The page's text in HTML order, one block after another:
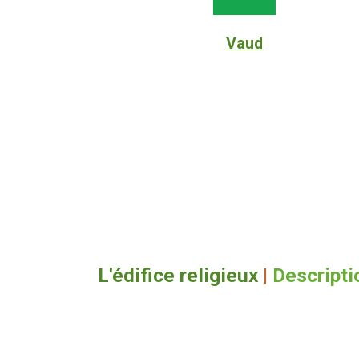
Vaud
L'édifice religieux |